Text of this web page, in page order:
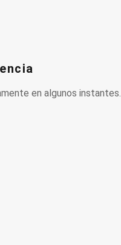
en algunos instantes.